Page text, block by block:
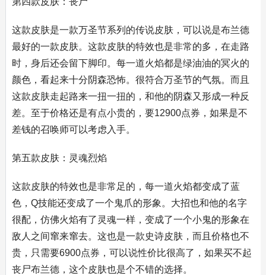
这款皮肤是一款万圣节系列的传说皮肤，可以说是布兰德
最好的一款皮肤。这款皮肤的特效也是非常的多，在走路
时，身后还会留下脚印。每一道火焰都是绿油油的冥火的
颜色，看起来十分阴森恐怖。很符合万圣节的气氛。而且
这款皮肤走起路来一扭一扭的，和他的阴森又形成一种反
差。至于价格还是有点小贵的，要12900点券，如果是不
差钱的召唤师可以考虑入手。
第五款皮肤：灵魂烈焰
这款皮肤的特效也是非常足的，每一道火焰都变成了蓝
色，Q技能还变成了一个鬼爪的形象。大招也和他的名字
很配，仿佛火焰有了灵魂一样，变成了一个小鬼的形象在
敌人之间窜来窜去。这也是一款史诗皮肤，而且价格也不
贵，只需要6900点券，可以说性价比很高了，如果买不起
丧尸布兰德，这个皮肤也是个不错的选择。